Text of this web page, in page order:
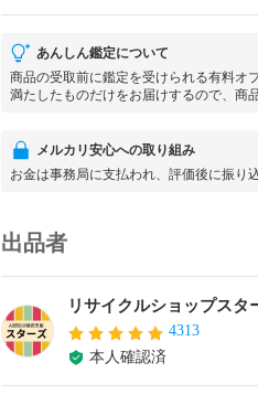
あんしん鑑定について
商品の受取前に鑑定を受けられる有料オ
満たしたものだけをお届けするので、商
メルカリ安心への取り組み
お金は事務局に支払われ、評価後に振り
出品者
リサイクルショップスタ
4313
本人確認済